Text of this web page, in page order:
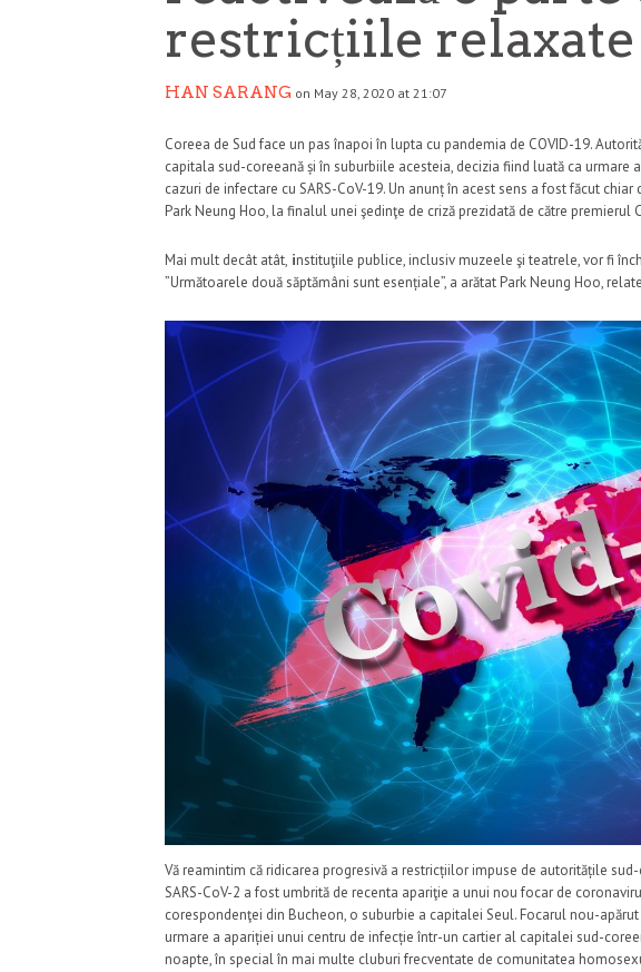
restricțiile
HAN SARANG on May 28, 2020 at 21:07
Coreea de Sud face un pas înapoi în lupta cu pandemia de COVID-19.
capitala sud-coreeană și în suburbiile acesteia, decizia fiind luată ca
cazuri de infectare cu SARS-CoV-19. Un anunț în acest sens a fost făcut
Park Neung Hoo, la finalul unei şedinţe de criză prezidată de către premierul
Mai mult decât atât, instituţiile publice, inclusiv muzeele şi teatrele, vor fi
”Următoarele două săptămâni sunt esențiale”, a arătat Park Neung Hoo,
Vă reamintim că ridicarea progresivă a restricțiilor impuse de autoritățile
SARS-CoV-2 a fost umbrită de recenta apariţie a unui nou focar de
corespondenţei din Bucheon, o suburbie a capitalei Seul. Focarul nou-
urmare a apariției unui centru de infecție într-un cartier al capitalei sud-
noapte, în special în mai multe cluburi frecventate de comunitatea